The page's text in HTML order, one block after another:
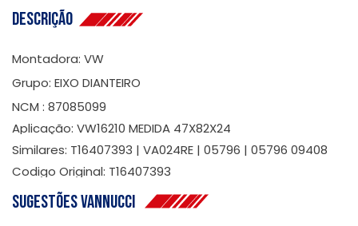
Descrição
Montadora: VW
Grupo: EIXO DIANTEIRO
NCM : 87085099
Aplicação: VW16210 MEDIDA 47X82X24
Similares: T16407393 | VA024RE | 05796 | 05796 09408
Codigo Original: T16407393
Sugestões Vannucci